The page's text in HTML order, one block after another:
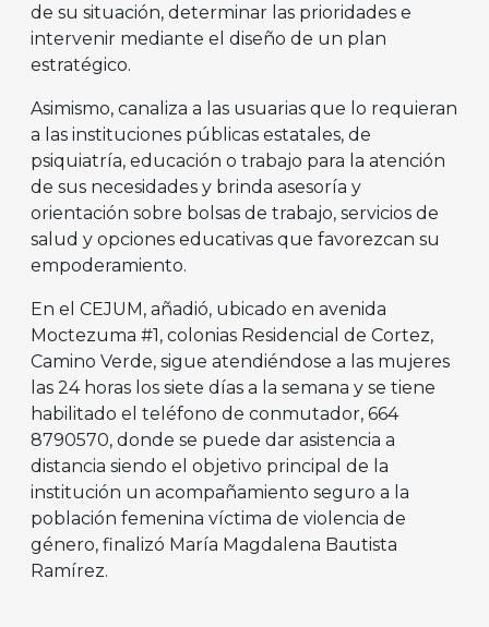
de su situación, determinar las prioridades e
intervenir mediante el diseño de un plan
estratégico.
Asimismo, canaliza a las usuarias que lo requieran
a las instituciones públicas estatales, de
psiquiatría, educación o trabajo para la atención
de sus necesidades y brinda asesoría y
orientación sobre bolsas de trabajo, servicios de
salud y opciones educativas que favorezcan su
empoderamiento.
En el CEJUM, añadió, ubicado en avenida
Moctezuma #1, colonias Residencial de Cortez,
Camino Verde, sigue atendiéndose a las mujeres
las 24 horas los siete días a la semana y se tiene
habilitado el teléfono de conmutador, 664
8790570, donde se puede dar asistencia a
distancia siendo el objetivo principal de la
institución un acompañamiento seguro a la
población femenina víctima de violencia de
género, finalizó María Magdalena Bautista
Ramírez.